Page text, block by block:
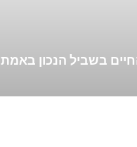
בשביל הנכון באמת